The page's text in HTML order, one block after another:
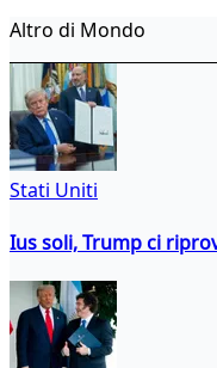
Altro di Mondo
Stati Uniti
Ius soli, Trump ci